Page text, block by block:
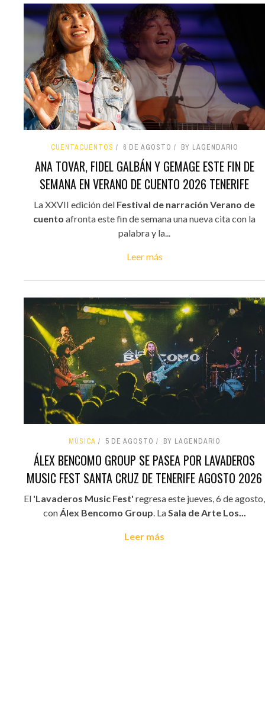
CUENTACUENTOS 6 DE AGOSTO BY LAGENDARIO
ANA TOVAR, FIDEL GALBÁN Y GEMAGE ESTE FIN DE
SEMANA EN VERANO DE CUENTO 2026 TENERIFE
La XXVII edición del Festival de narración Verano de
cuento afronta este fin de semana una nueva cita con la
palabra y la...
Leer más
MÚSICA 5 DE AGOSTO BY LAGENDARIO
ÁLEX BENCOMO GROUP SE PASEA POR LAVADEROS
MUSIC FEST SANTA CRUZ DE TENERIFE AGOSTO 2026
El 'Lavaderos Music Fest' regresa este jueves, 6 de agosto,
con Álex Bencomo Group . La Sala de Arte Los...
Leer más